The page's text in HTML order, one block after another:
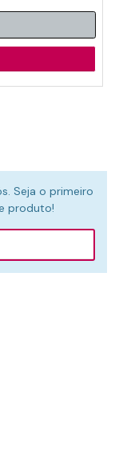
Seja o primeiro
produto!